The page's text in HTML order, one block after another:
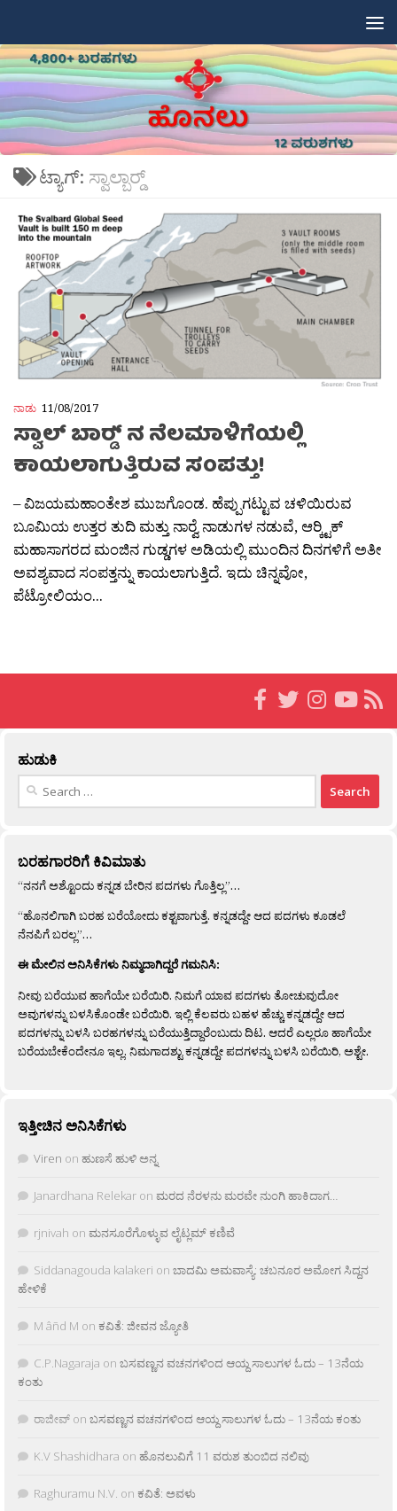
ಟ್ಯಾಗ್: ಸ್ವಾಲ್ಬಾರ‍್ಡ್
ನಾಡು 11/08/2017
ಸ್ವಾಲ್ ಬಾರ‍್ಡ್ ನ ನೆಲಮಾಳಿಗೆಯಲ್ಲಿ
ಕಾಯಲಾಗುತ್ತಿರುವ ಸಂಪತ್ತು!
– ವಿಜಯಮಹಾಂತೇಶ ಮುಜಗೊಂಡ. ಹೆಪ್ಪುಗಟ್ಟುವ ಚಳಿಯಿರುವ
ಬೂಮಿಯ ಉತ್ತರ ತುದಿ ಮತ್ತು ನಾರ‍್ವೆ ನಾಡುಗಳ ನಡುವೆ, ಆರ‍್ಕ್ಟಿಕ್‍
ಮಹಾಸಾಗರದ ಮಂಜಿನ ಗುಡ್ಡಗಳ ಅಡಿಯಲ್ಲಿ ಮುಂದಿನ ದಿನಗಳಿಗೆ ಅತೀ
ಅವಶ್ಯವಾದ ಸಂಪತ್ತನ್ನು ಕಾಯಲಾಗುತ್ತಿದೆ. ಇದು ಚಿನ್ನವೋ,
ಪೆಟ್ರೋಲಿಯಂ...
ಹುಡುಕಿ
Search
ಬರಹಗಾರರಿಗೆ ಕಿವಿಮಾತು
“ನನಗೆ ಅಶ್ಟೊಂದು ಕನ್ನಡ ಬೇರಿನ ಪದಗಳು ಗೊತ್ತಿಲ್ಲ”…
“ಹೊನಲಿಗಾಗಿ ಬರಹ ಬರೆಯೋದು ಕಶ್ಟವಾಗುತ್ತೆ. ಕನ್ನಡದ್ದೇ ಆದ ಪದಗಳು ಕೂಡಲೆ
ನೆನಪಿಗೆ ಬರಲ್ಲ”…
ಈ ಮೇಲಿನ ಅನಿಸಿಕೆಗಳು ನಿಮ್ಮದಾಗಿದ್ದರೆ ಗಮನಿಸಿ:
ನೀವು ಬರೆಯುವ ಹಾಗೆಯೇ ಬರೆಯಿರಿ. ನಿಮಗೆ ಯಾವ ಪದಗಳು ತೋಚುವುದೋ
ಅವುಗಳನ್ನು ಬಳಸಿಕೊಂಡೇ ಬರೆಯಿರಿ. ಇಲ್ಲಿ ಕೆಲವರು ಬಹಳ ಹೆಚ್ಚು ಕನ್ನಡದ್ದೇ ಆದ
ಪದಗಳನ್ನು ಬಳಸಿ ಬರಹಗಳನ್ನು ಬರೆಯುತ್ತಿದ್ದಾರೆಂಬುದು ದಿಟ. ಆದರೆ ಎಲ್ಲರೂ ಹಾಗೆಯೇ
ಬರೆಯಬೇಕೆಂದೇನೂ ಇಲ್ಲ. ನಿಮಗಾದಶ್ಟು ಕನ್ನಡದ್ದೇ ಪದಗಳನ್ನು ಬಳಸಿ ಬರೆಯಿರಿ, ಅಶ್ಟೇ.
ಇತ್ತೀಚಿನ ಅನಿಸಿಕೆಗಳು
Viren on ಹುಣಸೆ ಹುಳಿ ಅನ್ನ
Janardhana Relekar on ಮರದ ನೆರಳನು ಮರವೇ ನುಂಗಿ ಹಾಕಿದಾಗ…
rjnivah on ಮನಸೂರೆಗೊಳ್ಳುವ ಲೈಟ್ಲಮ್ ಕಣಿವೆ
Siddanagouda kalakeri on ಬಾದಮಿ ಅಮವಾಸ್ಯೆ: ಚಬನೂರ ಅಮೋಗ ಸಿದ್ದನ
ಹೇಳಿಕೆ
M âñd M on ಕವಿತೆ: ಜೀವನ ಜ್ಯೋತಿ
C.P.Nagaraja on ಬಸವಣ್ಣನ ವಚನಗಳಿಂದ ಆಯ್ದ ಸಾಲುಗಳ ಓದು – 13ನೆಯ
ಕಂತು
ರಾಜೀವ್ on ಬಸವಣ್ಣನ ವಚನಗಳಿಂದ ಆಯ್ದ ಸಾಲುಗಳ ಓದು – 13ನೆಯ ಕಂತು
K.V Shashidhara on ಹೊನಲುವಿಗೆ 11 ವರುಶ ತುಂಬಿದ ನಲಿವು
Raghuramu N.V. on ಕವಿತೆ: ಅವಳು